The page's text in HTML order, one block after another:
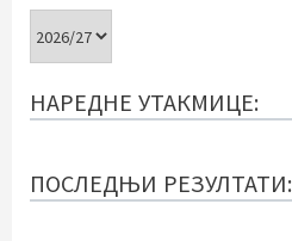
НАРЕДНЕ УТАКМИЦЕ:
ПОСЛЕДЊИ РЕЗУЛТАТИ: